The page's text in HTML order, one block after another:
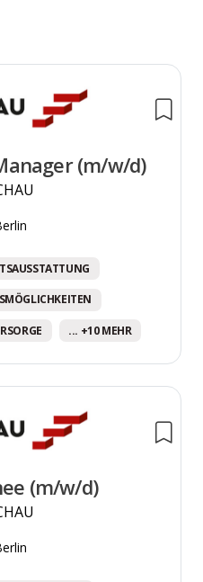
(m/w/d)
... +10 MEHR
(m/w/d)